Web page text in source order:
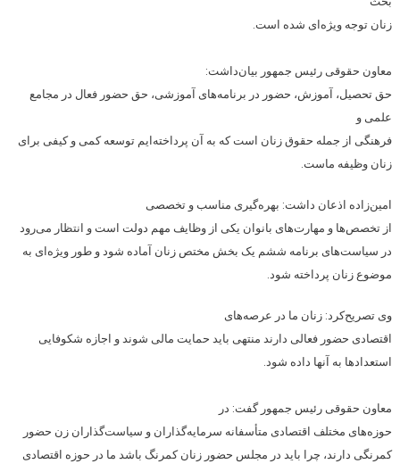
زنان توجه ویژه‌ای شده است.
معاون حقوقی رئیس جمهور بیان‌داشت:
حق تحصیل، آموزش، حضور در برنامه‌های آموزشی، حق حضور فعال در مجامع
علمی و
فرهنگی از جمله حقوق زنان است که به آن پرداخته‌ایم توسعه کمی و کیفی برای
زنان وظیفه ماست.
امین‌زاده اذعان داشت: بهره‌گیری مناسب و تخصصی
از تخصص‌ها و مهارت‌های بانوان یکی از وظایف مهم دولت است و انتظار می‌رود
در سیاست‌های برنامه ششم یک بخش مختص زنان آماده شود و طور ویژه‌ای به
موضوع زنان پرداخته شود.
وی تصریح‌کرد: زنان ما در عرصه‌های
اقتصادی حضور فعالی دارند منتهی باید حمایت مالی شوند و اجازه شکوفایی
استعدادها به آنها داده شود.
معاون حقوقی رئیس جمهور گفت: در
حوزه‌های مختلف اقتصادی متأسفانه سرمایه‌گذاران و سیاست‌گذاران زن حضور
کمرنگی دارند، چرا باید در مجلس حضور زنان کمرنگ باشد ما در حوزه اقتصادی